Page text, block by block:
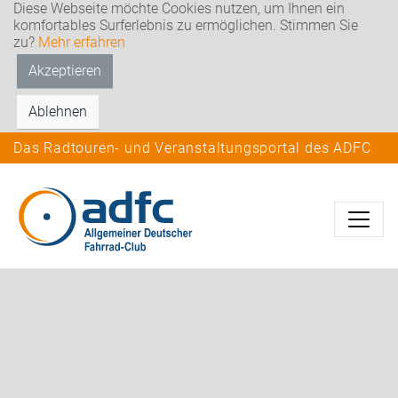
Diese Webseite möchte Cookies nutzen, um Ihnen ein
komfortables Surferlebnis zu ermöglichen. Stimmen Sie
zu? Mehr erfahren
Akzeptieren
Ablehnen
Das Radtouren- und Veranstaltungsportal des ADFC